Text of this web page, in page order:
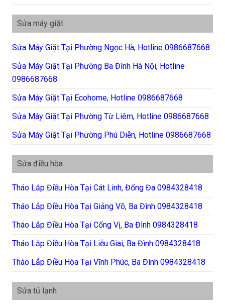
Sửa máy giặt
Sửa Máy Giặt Tại Phường Ngọc Hà, Hotline 0986687668
Sửa Máy Giặt Tại Phường Ba Đình Hà Nội, Hotline
0986687668
Sửa Máy Giặt Tại Ecohome, Hotline 0986687668
Sửa Máy Giặt Tại Phường Từ Liêm, Hotline 0986687668
Sửa Máy Giặt Tại Phường Phú Diễn, Hotline 0986687668
Sửa điều hòa
Tháo Lắp Điều Hòa Tại Cát Linh, Đống Đa 0984328418
Tháo Lắp Điều Hòa Tại Giảng Võ, Ba Đình 0984328418
Tháo Lắp Điều Hòa Tại Cống Vị, Ba Đình 0984328418
Tháo Lắp Điều Hòa Tại Liễu Giai, Ba Đình 0984328418
Tháo Lắp Điều Hòa Tại Vĩnh Phúc, Ba Đình 0984328418
Sửa tủ lạnh